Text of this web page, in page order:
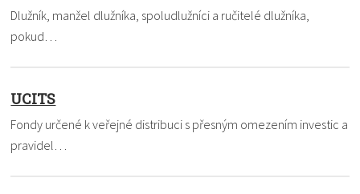
Dlužník, manžel dlužníka, spoludlužníci a ručitelé dlužníka,
pokud…
UCITS
Fondy určené k veřejné distribuci s přesným omezením investic a
pravidel…